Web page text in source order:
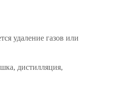
удаление газов или
дистилляция,